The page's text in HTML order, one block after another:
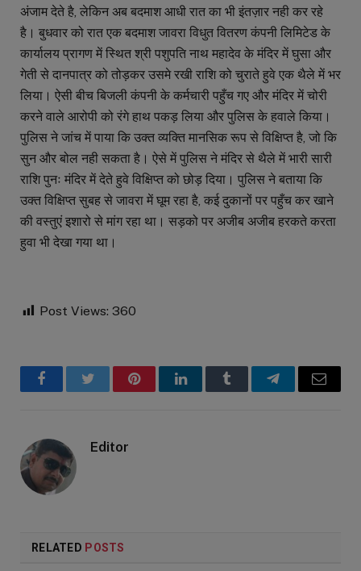
अंजाम देते है, लेकिन अब बदमाश आधी रात का भी इंतज़ार नही कर रहे
है। बुधवार को रात एक बदमाश जावरा विधुत वितरण कंपनी लिमिटेड के
कार्यालय प्रागण में स्थित श्री पशुपति नाथ महादेव के मंदिर में घुसा और
गेती से दानपात्र को तोड़कर उसमे रखी राशि को चुराते हुवे एक थैले में भर
लिया। ऐसी बीच बिजली कंपनी के कर्मचारी पहुँच गए और मंदिर में चोरी
करने वाले आरोपी को रंगे हाथ पकड़ लिया और पुलिस के हवाले किया।
पुलिस ने जांच में पाया कि उक्त व्यक्ति मानसिक रूप से विक्षिप्त है, जो कि
सुन और बोल नही सकता है। ऐसे में पुलिस ने मंदिर से थैले में भारी सारी
राशि पुनः मंदिर में देते हुवे विक्षिप्त को छोड़ दिया। पुलिस ने बताया कि
उक्त विक्षिप्त सुबह से जावरा में घूम रहा है, कई दुकानों पर पहुँच कर खाने
की वस्तुएं इशारो से मांग रहा था। सड़को पर अजीब अजीब हरकते करता
हुवा भी देखा गया था।
Post Views: 360
FacebookTwitter PinterestLinkedInTumblr TelegramEmail
Editor
RELATED POSTS